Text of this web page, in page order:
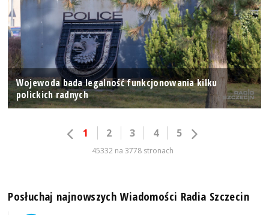
Wojewoda bada legalność funkcjonowania kilku
polickich radnych
1 2 3 4 5
45332 na 3778 stronach
Posłuchaj najnowszych Wiadomości Radia Szczecin